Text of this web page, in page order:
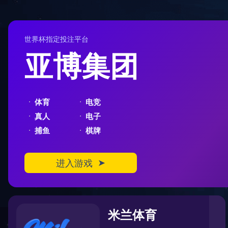
404
您在访问另一个平行宇宙中的页面
对不起，您要访问的页面可能跑到了另一个平行宇